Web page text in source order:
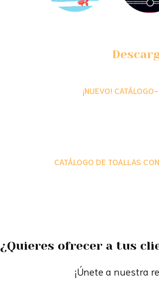
¡NUEVO!
CATÁLOGO DE TOALLAS
¿Quieres ofrecer a tus
¡Únete a nuestra